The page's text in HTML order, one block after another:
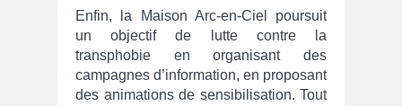
Enfin, la Maison Arc-en-Ciel poursuit
un objectif de lutte contre la
transphobie en organisant des
campagnes d’information, en proposant
des animations de sensibilisation. Tout